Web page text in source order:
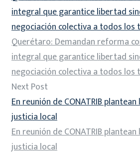
integral que garantice libertad
negociación colectiva a todos los
Querétaro: Demandan reforma
integral que garantice libertad
negociación colectiva a todos los
Next Post
En reunión de CONATRIB
justicia local
En reunión de CONATRIB
justicia local